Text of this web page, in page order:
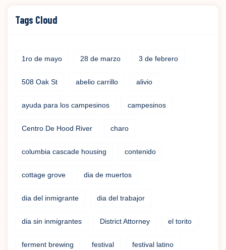
Tags Cloud
1ro de mayo 28 de marzo 3 de febrero
508 Oak St abelio carrillo alivio
ayuda para los campesinos campesinos
Centro De Hood River charo
columbia cascade housing contenido
cottage grove dia de muertos
dia del inmigrante dia del trabajor
dia sin inmigrantes District Attorney el torito
ferment brewing festival festival latino